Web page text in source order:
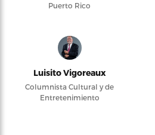
Puerto Rico
Luisito Vigoreaux
Columnista Cultural y de
Entretenimiento